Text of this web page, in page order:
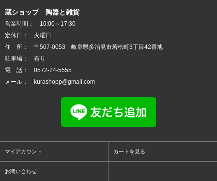
蔵ショップ 陶器と雑貨
営業時間： 10:00～17:30
定休日： 火曜日
住 所： 〒507-0053 岐阜県多治見市若松町3丁目42番地
駐車場： 有り
電 話： 0572-24-5555
メール： kurashopp@gmail.com
マイアカウント カートを見る
お問い合わせ